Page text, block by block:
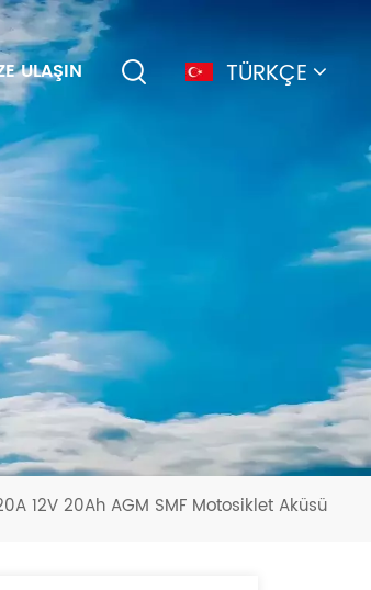
ULAŞIN TÜRKÇE
español
português
12V 20Ah AGM SMF Motosiklet Aküsü